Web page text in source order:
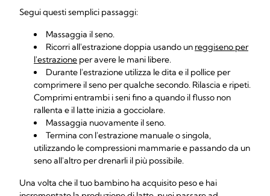
Segui questi semplici passaggi:
Massaggia il seno.
Ricorri all'estrazione doppia usando un reggiseno per
l'estrazione per avere le mani libere.
Durante l'estrazione utilizza le dita e il pollice per
comprimere il seno per qualche secondo. Rilascia e ripeti.
Comprimi entrambi i seni fino a quando il flusso non
rallenta e il latte inizia a gocciolare.
Massaggia nuovamente il seno.
Termina con l'estrazione manuale o singola,
utilizzando le compressioni mammarie e passando da un
seno all'altro per drenarli il più possibile.
Una volta che il tuo bambino ha acquisito peso e hai